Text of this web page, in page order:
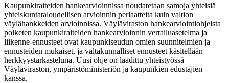
Kaupunkiraiteiden hankearvioinnissa noudatetaan samoja yhteisiä
yhteiskuntataloudellisen arvioinnin periaatteita kuin valtion
väylähankkeiden arvioinnissa. Väyläviraston hankearviointiohjeista
poiketen kaupunkiraiteiden hankearvioinnin vertailuasetelma ja
liikenne-ennusteet ovat kaupunkiseudun omien suunnitelmien ja
ennusteiden mukaiset, ja valtakunnalliset ennusteet käsitellään
herkkyystarkasteluna. Uusi ohje on laadittu yhteistyössä
Väyläviraston, ympäristöministeriön ja kaupunkien edustajien
kanssa.